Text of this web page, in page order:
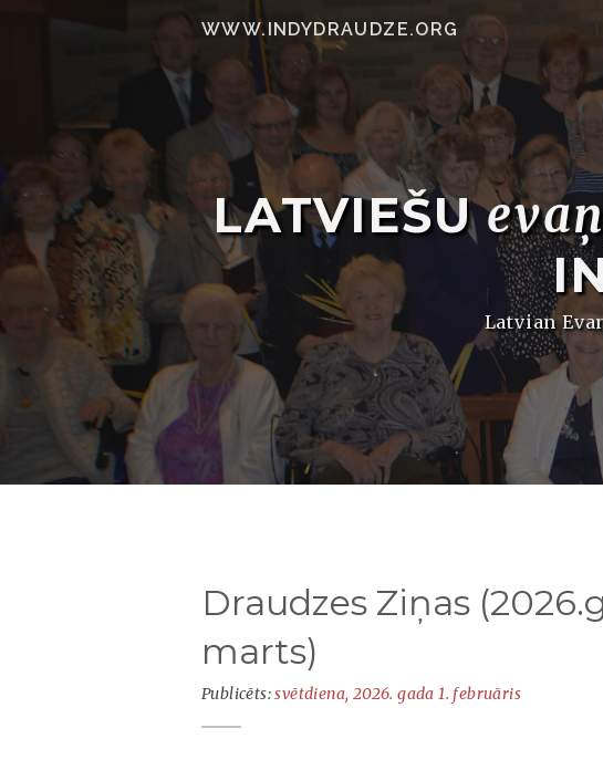
WWW.INDYDRAUDZE.ORG
LATVIEŠU
Latvian
Draudzes Ziņas
marts)
Publicēts:svētdiena, 2026. gada 1. februāris